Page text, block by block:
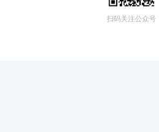
扫码关注公众号